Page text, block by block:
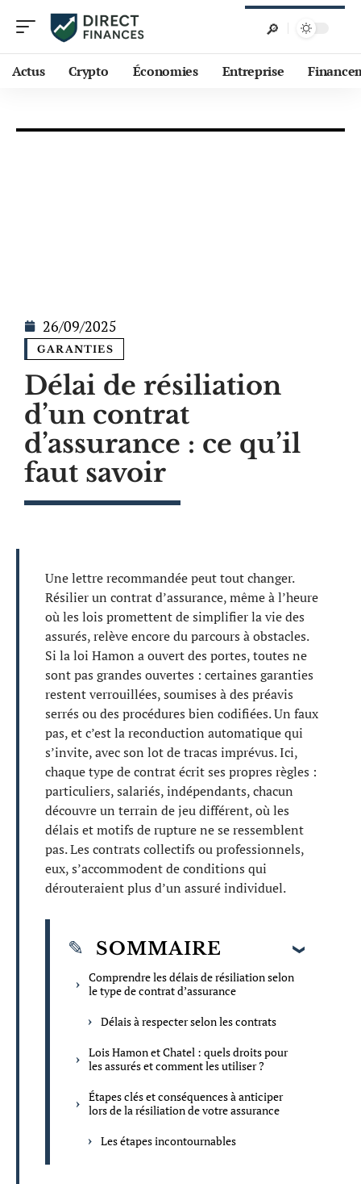
Actus Crypto Économies Entreprise
26/09/2025
GARANTIES
Délai de résiliation
d’un contrat
d’assurance : ce qu’il
faut savoir
Une lettre recommandée peut tout changer.
Résilier un contrat d’assurance, même à l’heure
où les lois promettent de simplifier la vie des
assurés, relève encore du parcours à obstacles.
Si la loi Hamon a ouvert des portes, toutes ne
sont pas grandes ouvertes : certaines garanties
restent verrouillées, soumises à des préavis
serrés ou des procédures bien codifiées. Un faux
pas, et c’est la reconduction automatique qui
s’invite, avec son lot de tracas imprévus. Ici,
chaque type de contrat écrit ses propres règles :
particuliers, salariés, indépendants, chacun
découvre un terrain de jeu différent, où les
délais et motifs de rupture ne se ressemblent
pas. Les contrats collectifs ou professionnels,
eux, s’accommodent de conditions qui
dérouteraient plus d’un assuré individuel.
SOMMAIRE
Comprendre les délais de résiliation selon
le type de contrat d’assurance
Délais à respecter selon les contrats
Lois Hamon et Chatel : quels droits pour
les assurés et comment les utiliser ?
Étapes clés et conséquences à anticiper
lors de la résiliation de votre assurance
Les étapes incontournables